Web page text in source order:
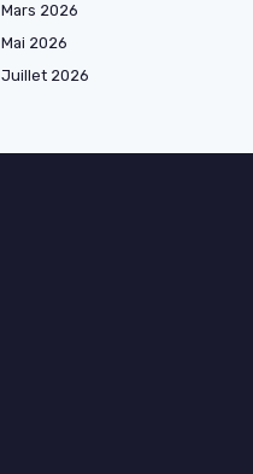
Mars 2026
Mai 2026
Juillet 2026